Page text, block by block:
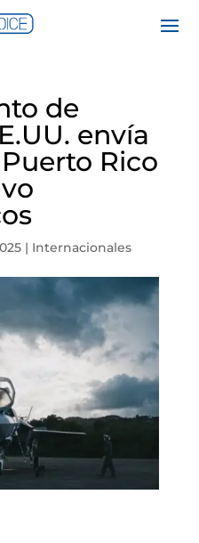
de
envía
Rico
| Internacionales